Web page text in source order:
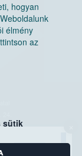
hogyan
élmény
az
sütik